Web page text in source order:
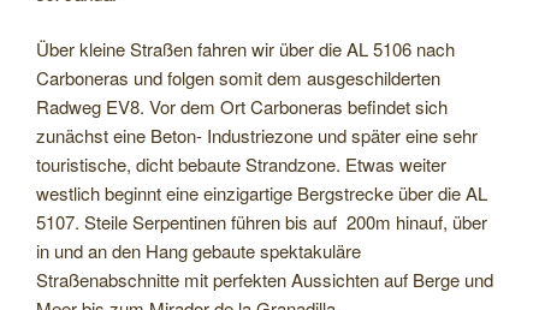
Über kleine Straßen fahren wir über die AL 5106 nach
Carboneras und folgen somit dem ausgeschilderten
Radweg EV8. Vor dem Ort Carboneras befindet sich
zunächst eine Beton- Industriezone und später eine sehr
touristische, dicht bebaute Strandzone. Etwas weiter
westlich beginnt eine einzigartige Bergstrecke über die AL
5107. Steile Serpentinen führen bis auf 200m hinauf, über
in und an den Hang gebaute spektakuläre
Straßenabschnitte mit perfekten Aussichten auf Berge und